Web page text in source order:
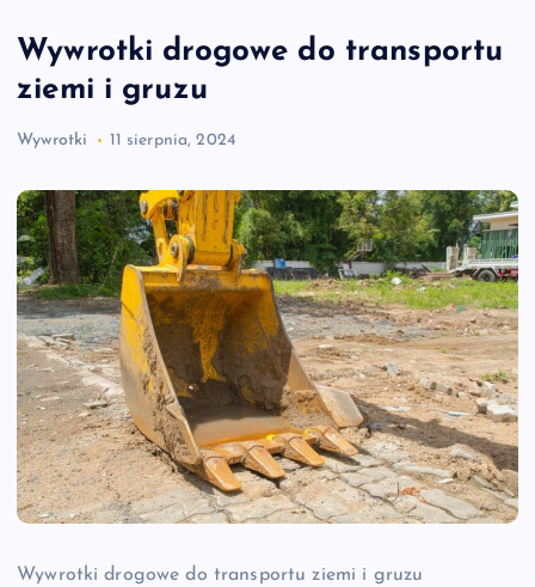
Wywrotki drogowe do transportu
ziemi i gruzu
Wywrotki 11 sierpnia, 2024
Wywrotki drogowe do transportu ziemi i gruzu